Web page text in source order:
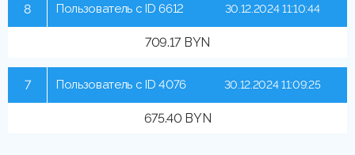
8 Пользователь с ID 6612
709.17 BYN
30.12.2024 11:10:44
7 Пользователь с ID 4076
675.40 BYN
30.12.2024 11:09:25